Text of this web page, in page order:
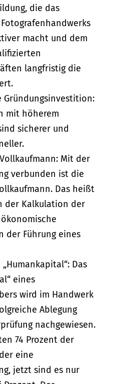
die das
macht und dem
langfristig die
Gründungsinvestition:
mit höherem
sicherer und
Mit der
verbunden ist die
Das heißt
der Kalkulation der
der Führung eines
Das
eines
wird im Handwerk
Ablegung
nachgewiesen.
74 Prozent der
eine
jetzt sind es nur